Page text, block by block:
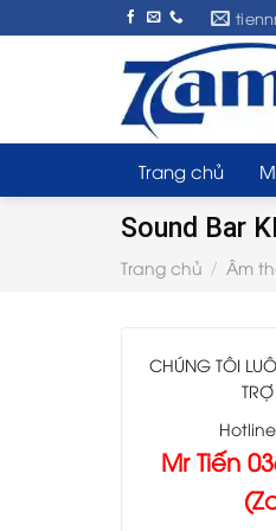
to
Trang chủ
Sound Bar
Trang chủ / Âm
CHÚNG TÔI
Mr Tiến